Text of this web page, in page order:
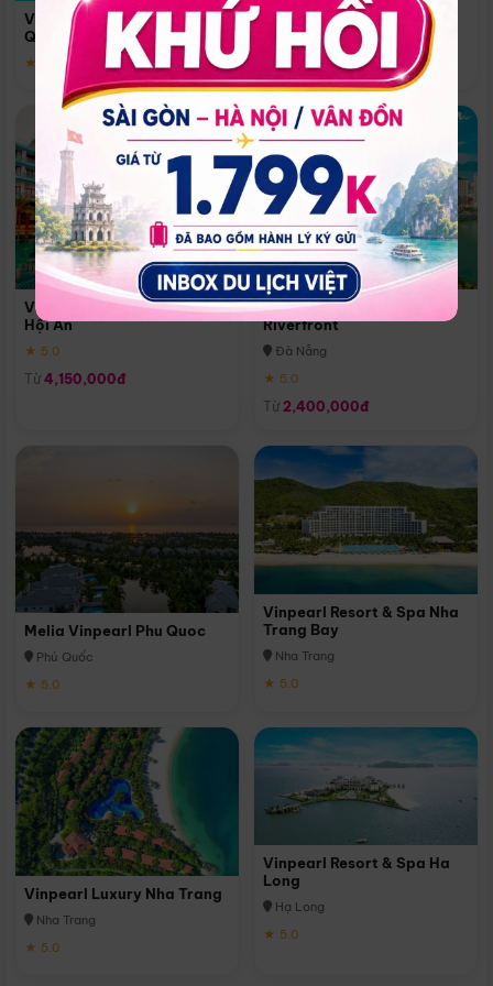
Vinpearl Resort & Spa Phu
Quoc
★ 5.0
Quoc
Phú Quốc
★ 5.0
Vinpearl Resort & Golf Nam
Hội An
★ 5.0
Từ 4,150,000đ
Melia Vinpearl Danang
Riverfront
Đà Nẵng
★ 5.0
Từ 2,400,000đ
Melia Vinpearl Phu Quoc
Phú Quốc
★ 5.0
Vinpearl Resort & Spa Nha
Trang Bay
Nha Trang
★ 5.0
Vinpearl Luxury Nha Trang
Nha Trang
★ 5.0
Vinpearl Resort & Spa Ha
Long
Hạ Long
★ 5.0